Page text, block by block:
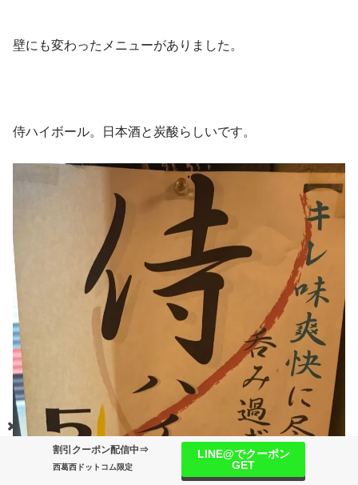
壁にも変わったメニューがありました。
侍ハイボール。日本酒と炭酸らしいです。
ライター募集 運営情報
割引クーポン配信中⇒
西葛西ドットコム限定
LINE@でクーポン
GET